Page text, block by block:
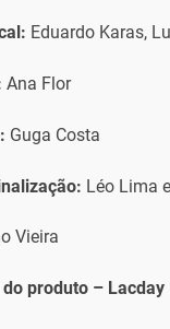
Eduardo Karas,
Ana Flor
Guga Costa
Léo Lima
Vieira
do produto – Lacday